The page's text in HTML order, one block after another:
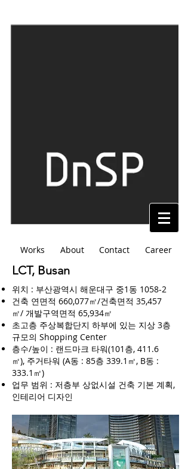
Works About Contact Career
LCT, Busan
위치 : 부산광역시 해운대구 중1동 1058-2
건축 연면적 660,077㎡/건축면적 35,457
㎡/ 개발구역면적 65,934㎡
초고층 주상복합단지 하부에 있는 지상 3층
규모의 Shopping Center
층수/높이 : 랜드마크 타워(101층, 411.6
㎡), 주거타워 (A동 : 85층 339.1㎡, B동 :
333.1㎡)
업무 범위 : 저층부 상없시설 건축 기본 계획,
인테리어 디자인